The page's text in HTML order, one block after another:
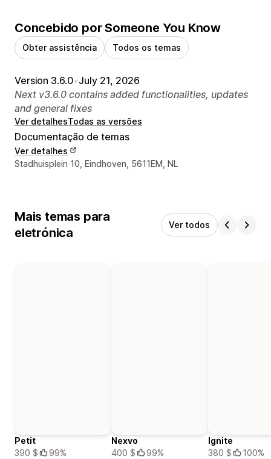
Concebido por Someone You Know
Obter assistência Todos os temas
Version 3.6.0•July 21, 2026
Next v3.6.0 contains added functionalities, updates
and general fixes
Ver detalhesTodas as versões
Documentação de temas
Ver detalhes
Detalhes de contacto do designer
Stadhuisplein 10, Eindhoven, 5611EM, NL
Mais temas para
eletrónica
Ver todos
Petit
390 $
99%
Nexvo
400 $
99%
Ignite
380 $
100%